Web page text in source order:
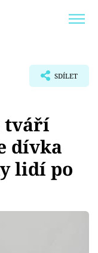
SDÍLET
tváří
dívka
lidí po